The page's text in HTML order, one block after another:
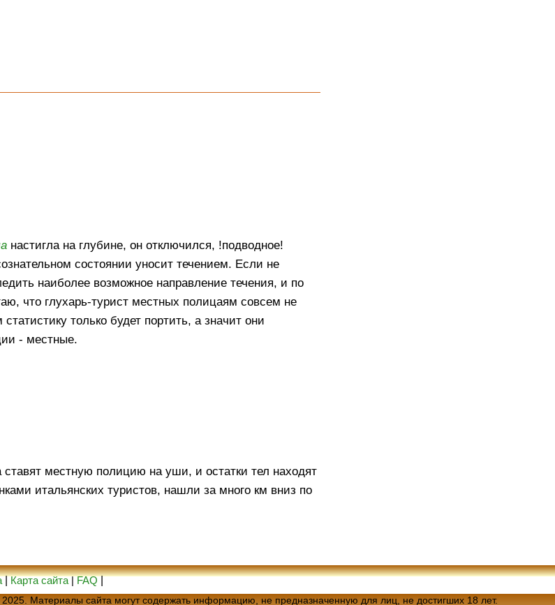
настигла на глубине, он отключился, !подводное!
состоянии уносит течением. Если не
наиболее возможное направление течения, и по
что глухарь-турист местных полицаям совсем не
только будет портить, а значит они
- местные.
местную полицию на уши, и остатки тел находят
итальянских туристов, нашли за много км вниз по
|Карта сайта|FAQ|
Материалы сайта могут содержать информацию, не предназначенную для лиц, не достигших 18 лет.